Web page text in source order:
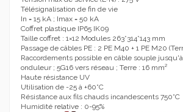
Télésignalisation de fin de vie
In = 15 kA ; Imax = 50 kA
Coffret plastique IP65 IK09
Taille coffret : 1×12 Modules 263*314*143 mm
Passage de câbles PE : 2 PE M40 + 1 PE M20
Raccordements possible en câble souple jusqu'à
onduleur ; 5G16 vers réseau ; Terre : 16 mm²
Haute résistance UV
Utilisation de -25 à +60°C
Résistance aux fils chauds incandescents 750°C
Humidité relative : 0-95%